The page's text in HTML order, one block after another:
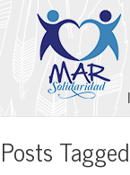
Posts Tagged